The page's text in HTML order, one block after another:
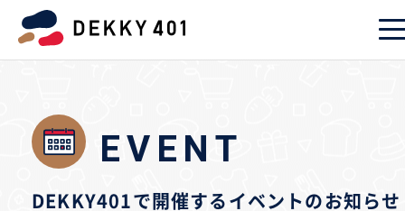
EVENT
DEKKY401で開催するイベントのお知らせ